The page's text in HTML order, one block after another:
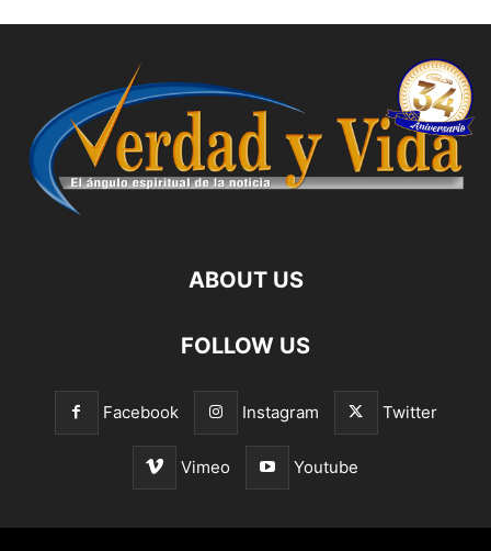
ABOUT US
FOLLOW US
Facebook Instagram Twitter
Vimeo Youtube